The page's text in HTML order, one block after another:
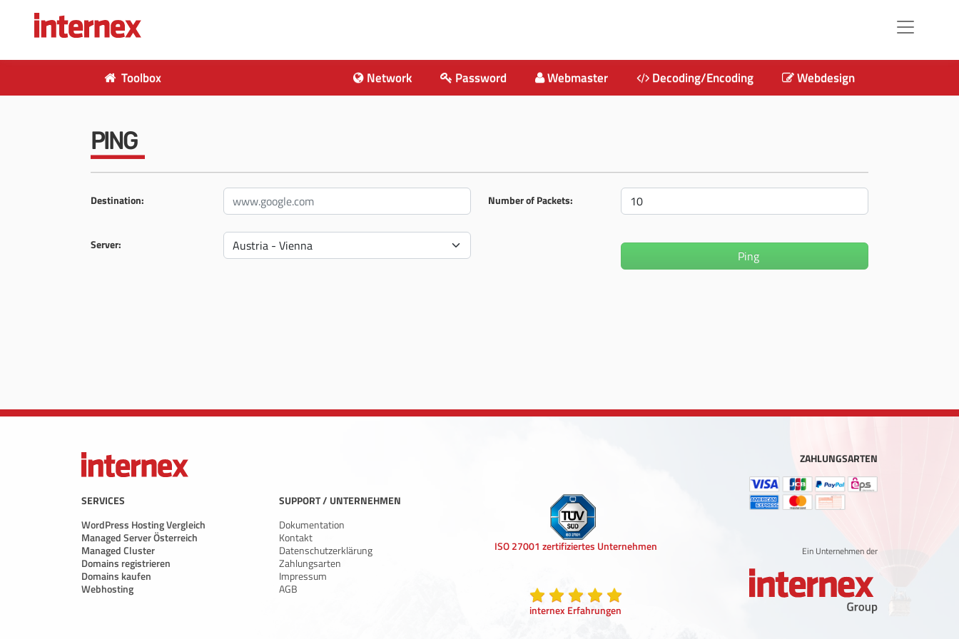
Toolbox Network Password Webmaster Decoding/Encoding Webdesign
PING
Destination: Number of Packets:
Server:
Ping
SERVICES
WordPress Hosting Vergleich
Managed Server Österreich
Managed Cluster
Domains registrieren
Domains kaufen
Webhosting
SUPPORT / UNTERNEHMEN
Dokumentation
Kontakt
Datenschutzerklärung
Zahlungsarten
Impressum
AGB
ISO 27001 zertifiziertes Unternehmen
internex Erfahrungen
ZAHLUNGSARTEN
Ein Unternehmen der